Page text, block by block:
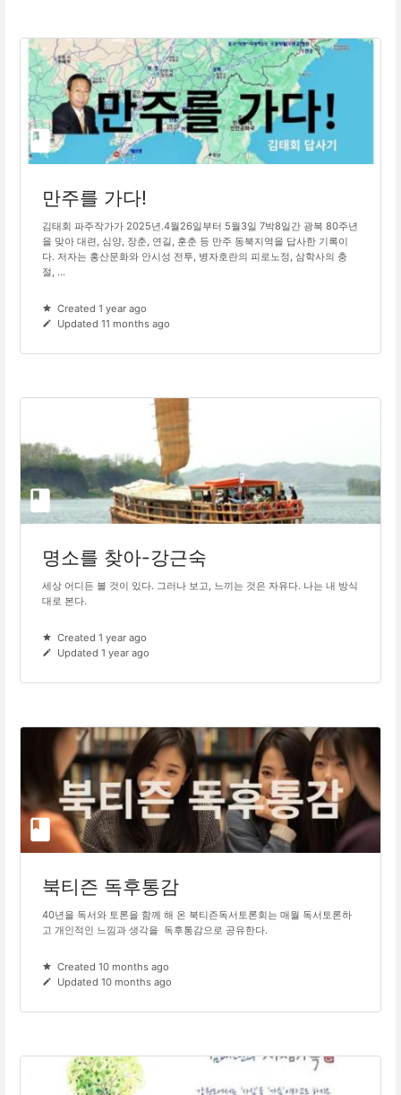
만주를 가다!
김태회 파주작가가 2025년.4월26일부터 5월3일 7박8일간 광복 80주년
을 맞아 대련, 심양, 장춘, 연길, 훈춘 등 만주 동북지역을 답사한 기록이
다. 저자는 홍산문화와 안시성 전투, 병자호란의 피로노정, 삼학사의 충
절, ...
Created 1 year ago
Updated 11 months ago
명소를 찾아-강근숙
세상 어디든 볼 것이 있다. 그러나 보고, 느끼는 것은 자유다. 나는 내 방식
대로 본다.
Created 1 year ago
Updated 1 year ago
북티즌 독후통감
40년을 독서와 토론을 함께 해 온 북티즌독서토론회는 매월 독서토론하
고 개인적인 느낌과 생각을 독후통감으로 공유한다.
Created 10 months ago
Updated 10 months ago